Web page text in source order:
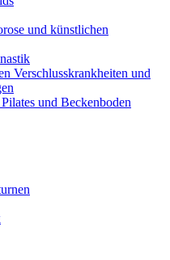
und künstlichen
Verschlusskrankheiten und
und Beckenboden